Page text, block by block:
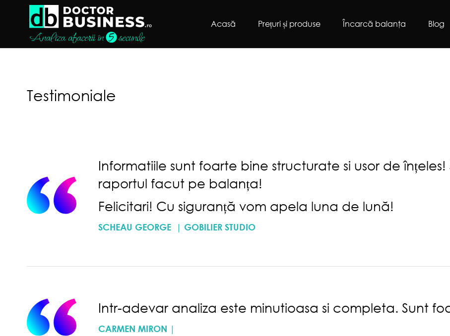
Acasă Prețuri și produse Încarcă balanţa Blog
Testimoniale
Informatiile sunt foarte bine structurate si usor de
raportul facut pe balanța!
Felicitari! Cu siguranță vom apela luna de lună!
SCHEAU GEORGE | GOBILIER STUDIO
Intr-adevar analiza este minutioasa si completa. Sunt
CARMEN MIRON |